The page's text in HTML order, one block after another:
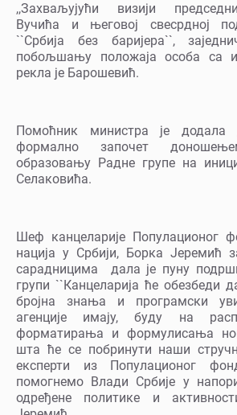
,,Захваљујући визији
Вучића и његовој свесрдној
``Србија без баријера``,
побољшању положаја особа са
рекла је Барошевић.
Помоћник министра је додала
формално започет
образовању Радне групе на
Селаковића.
Шеф канцеларије Популационог
нација у Србији, Борка Јеремић
сарадницима дала је пуну
групи ``Канцеларија ће обезбеди
бројна знања и програмски
агенције имају, буду на
форматирања и формулисања
шта ће се побринути наши
експерти из Популационог
помогнемо Влади Србије у
одређене политике и